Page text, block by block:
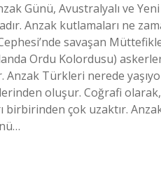
Günü, Avustralyalı ve
Anzak kutlamaları ne
savaşan
Ordu Kolordusu)
Anzak Türkleri nerede
oluşur. Coğrafi
çok uzaktır.